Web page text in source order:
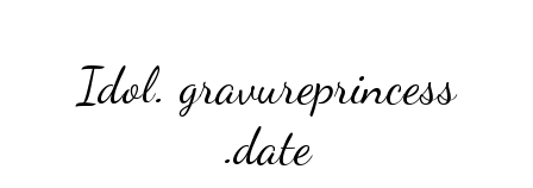
Idol. gravureprincess
.date